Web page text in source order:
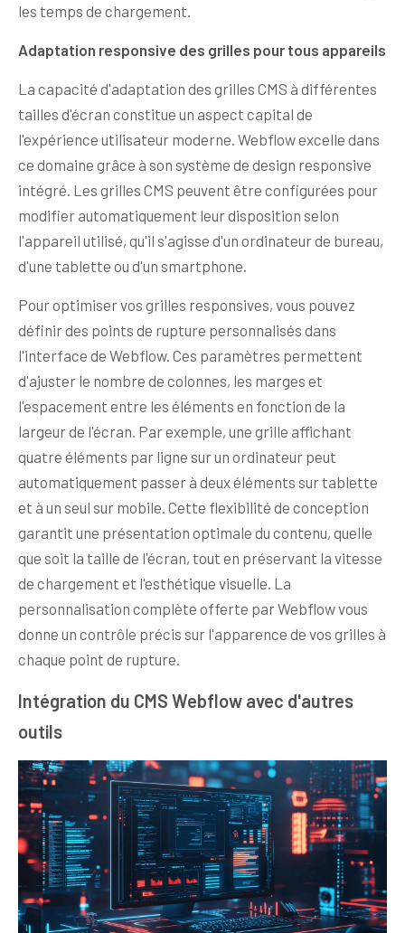
les temps de chargement.
Adaptation responsive des grilles pour tous appareils
La capacité d'adaptation des grilles CMS à différentes
tailles d'écran constitue un aspect capital de
l'expérience utilisateur moderne. Webflow excelle dans
ce domaine grâce à son système de design responsive
intégré. Les grilles CMS peuvent être configurées pour
modifier automatiquement leur disposition selon
l'appareil utilisé, qu'il s'agisse d'un ordinateur de bureau,
d'une tablette ou d'un smartphone.
Pour optimiser vos grilles responsives, vous pouvez
définir des points de rupture personnalisés dans
l'interface de Webflow. Ces paramètres permettent
d'ajuster le nombre de colonnes, les marges et
l'espacement entre les éléments en fonction de la
largeur de l'écran. Par exemple, une grille affichant
quatre éléments par ligne sur un ordinateur peut
automatiquement passer à deux éléments sur tablette
et à un seul sur mobile. Cette flexibilité de conception
garantit une présentation optimale du contenu, quelle
que soit la taille de l'écran, tout en préservant la vitesse
de chargement et l'esthétique visuelle. La
personnalisation complète offerte par Webflow vous
donne un contrôle précis sur l'apparence de vos grilles à
chaque point de rupture.
Intégration du CMS Webflow avec d'autres
outils